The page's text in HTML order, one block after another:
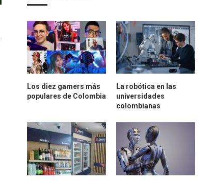
Los diez gamers más
populares de Colombia
La robótica en las
universidades
colombianas